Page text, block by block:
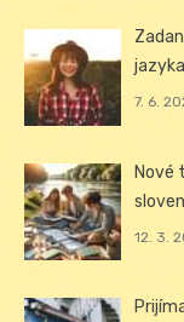
7. 6.
Nové
12. 3.